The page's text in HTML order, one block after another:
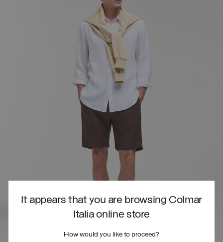
It appears that you are browsing Colmar
Italia online store
How would you like to proceed?